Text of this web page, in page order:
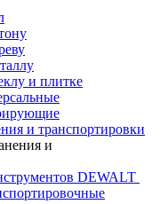
и плитке
и транспортировки
и
DEWALT